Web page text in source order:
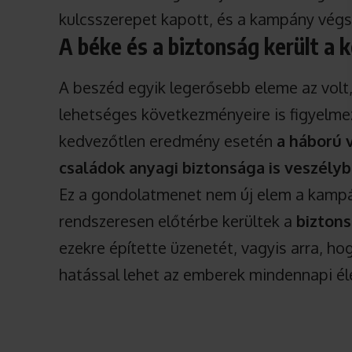
kulcsszerepet kapott, és a kampány
A béke és a biztonság került a
A beszéd egyik legerősebb eleme az
lehetséges következményeire is
kedvezőtlen eredmény esetén a háború
családok anyagi biztonsága is
Ez a gondolatmenet nem új elem a
rendszeresen előtérbe kerültek a
ezekre építette üzenetét, vagyis arra,
hatással lehet az emberek mindennapi